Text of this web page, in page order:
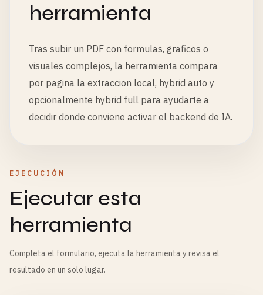
herramienta
Tras subir un PDF con formulas, graficos o
visuales complejos, la herramienta compara
por pagina la extraccion local, hybrid auto y
opcionalmente hybrid full para ayudarte a
decidir donde conviene activar el backend de IA.
EJECUCIÓN
Ejecutar esta
herramienta
Completa el formulario, ejecuta la herramienta y revisa el
resultado en un solo lugar.